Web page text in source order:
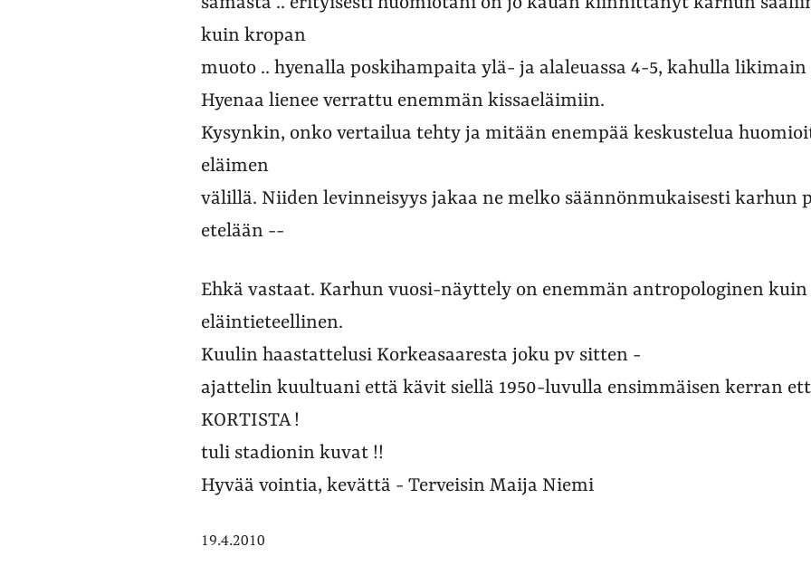
kuin kropan
muoto .. hyenalla poskihampaita ylä- ja alaleuassa 4-5, kahulla
Hyenaa lienee verrattu enemmän kissaeläimiin.
Kysynkin, onko vertailua tehty ja mitään enempää keskustelua
eläimen
välillä. Niiden levinneisyys jakaa ne melko säännönmukaisesti karhun
etelään --
Ehkä vastaat. Karhun vuosi-näyttely on enemmän antropologinen
eläintieteellinen.
Kuulin haastattelusi Korkeasaaresta joku pv sitten -
ajattelin kuultuani että kävit siellä 1950-luvulla ensimmäisen kerran
KORTISTA !
tuli stadionin kuvat !!
Hyvää vointia, kevättä - Terveisin Maija Niemi
19.4.2010